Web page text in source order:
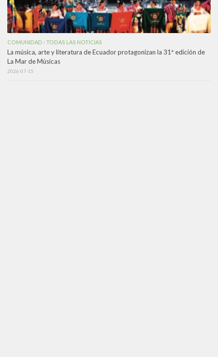
COMUNIDAD /TODAS LAS NOTICIAS
La música, arte y literatura de Ecuador protagonizan la 31ª edición de
La Mar de Músicas
2026-07-15